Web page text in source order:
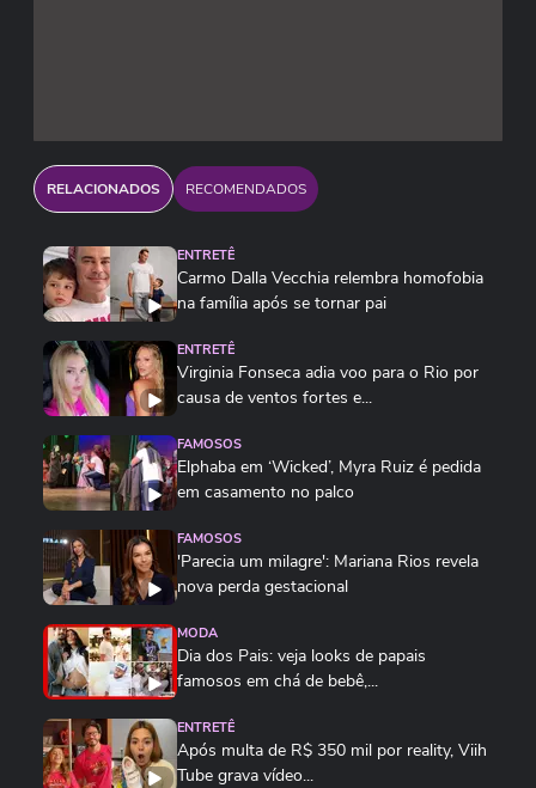
RELACIONADOS RECOMENDADOS
ENTRETÊ
Carmo Dalla Vecchia relembra homofobia
na família após se tornar pai
ENTRETÊ
Virginia Fonseca adia voo para o Rio por
causa de ventos fortes e...
FAMOSOS
Elphaba em ‘Wicked’, Myra Ruiz é pedida
em casamento no palco
FAMOSOS
'Parecia um milagre': Mariana Rios revela
nova perda gestacional
MODA
Dia dos Pais: veja looks de papais
famosos em chá de bebê,...
ENTRETÊ
Após multa de R$ 350 mil por reality, Viih
Tube grava vídeo...